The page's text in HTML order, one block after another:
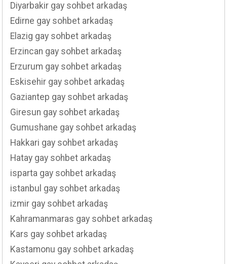
Diyarbakir gay sohbet arkadaş
Edirne gay sohbet arkadaş
Elazig gay sohbet arkadaş
Erzincan gay sohbet arkadaş
Erzurum gay sohbet arkadaş
Eskisehir gay sohbet arkadaş
Gaziantep gay sohbet arkadaş
Giresun gay sohbet arkadaş
Gumushane gay sohbet arkadaş
Hakkari gay sohbet arkadaş
Hatay gay sohbet arkadaş
isparta gay sohbet arkadaş
istanbul gay sohbet arkadaş
izmir gay sohbet arkadaş
Kahramanmaras gay sohbet arkadaş
Kars gay sohbet arkadaş
Kastamonu gay sohbet arkadaş